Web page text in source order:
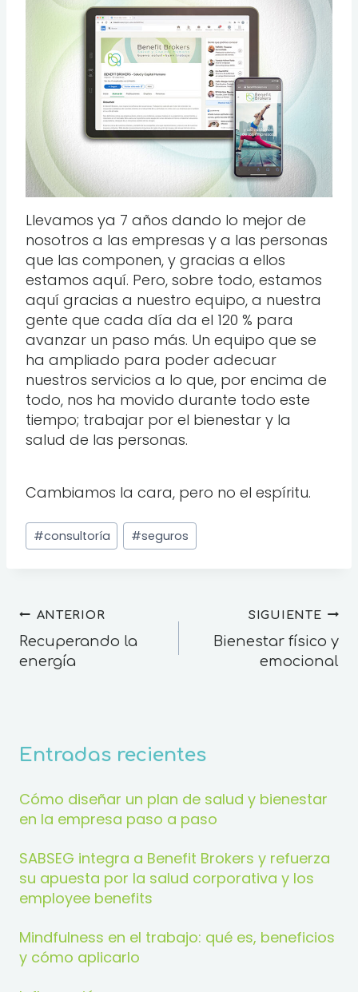
Llevamos ya 7 años dando lo mejor de
nosotros a las empresas y a las personas
que las componen, y gracias a ellos
estamos aquí. Pero, sobre todo, estamos
aquí gracias a nuestro equipo, a nuestra
gente que cada día da el 120 % para
avanzar un paso más. Un equipo que se
ha ampliado para poder adecuar
nuestros servicios a lo que, por encima de
todo, nos ha movido durante todo este
tiempo; trabajar por el bienestar y la
salud de las personas.
Cambiamos la cara, pero no el espíritu.
#consultoría #seguros
ANTERIOR
Recuperando la
energía
SIGUIENTE
Bienestar físico y
emocional
Entradas recientes
Cómo diseñar un plan de salud y bienestar
en la empresa paso a paso
SABSEG integra a Benefit Brokers y refuerza
su apuesta por la salud corporativa y los
employee benefits
Mindfulness en el trabajo: qué es, beneficios
y cómo aplicarlo